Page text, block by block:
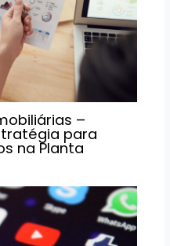
–
para
na Planta